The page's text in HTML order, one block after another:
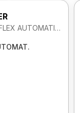
PREMIER 1.2 12V TURBO FLEX AUTOMATICO